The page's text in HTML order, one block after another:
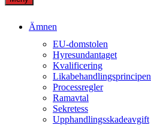
Ämnen
EU-domstolen
Hyresundantaget
Kvalificering
Likabehandlingsprincipen
Processregler
Ramavtal
Sekretess
Upphandlingsskadeavgift